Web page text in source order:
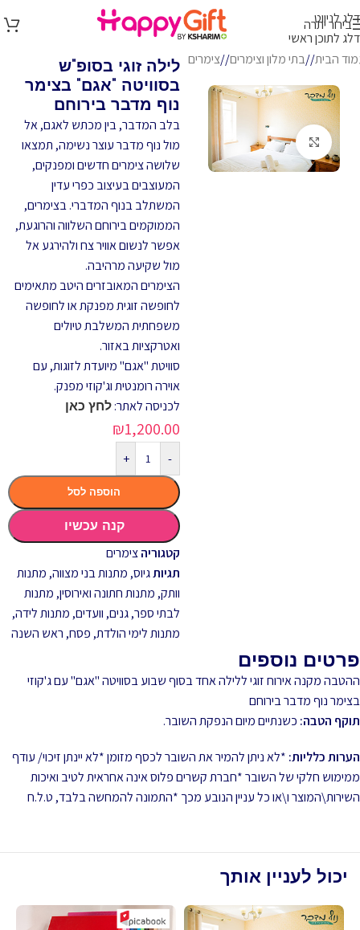
דלג לניווט
דלג לתוכן ראשי
בירור יתרה
הבית/ בתי מלון וצימרים/ צימרים
לחץ להגדלה
לילה זוגי בסופ"ש
בסוויטה "אגם" בצימר
נוף מדבר בירוחם
בלב המדבר, בין מכתש לאגם, אל
מול נוף מדבר עוצר נשימה, תמצאו
שלושה צימרים חדשים ומפנקים,
המעוצבים בעיצוב כפרי עדין
המשתלב בנוף המדברי. בצימרים,
הממוקמים בירוחם השלווה והרוגעת,
אפשר לנשום אוויר צח ולהירגע אל
מול שקיעה מרהיבה.
הצימרים המאובזרים היטב מתאימים
לחופשה זוגית מפנקת או לחופשה
משפחתית המשלבת טיולים
ואטרקציות באזור.
סוויטת "אגם" מיועדת לזוגות, עם
אוירה רומנטית וג'קוזי מפנק.
לכניסה לאתר: לחץ כאן
₪1,200.00
-
+
הוספה לסל
קנה עכשיו
קטגוריהצימרים
תגיותגיוס, מתנות בני מצווה, מתנות
וותק, מתנות חתונה ואירוסין, מתנות
לבתי ספר, גנים, וועדים, מתנות לידה,
מתנות לימי הולדת, פסח, ראש השנה
פרטים נוספים
ההטבה מקנה אירוח זוגי ללילה אחד בסוף שבוע בסוויטה "אגם" עם ג'קוזי
בצימר נוף מדבר בירוחם
תוקף הטבה: כשנתיים מיום הנפקת השובר.
הערות כלליות: *לא ניתן להמיר את השובר לכסף מזומן *לא יינתן זיכוי/ עודף
ממימוש חלקי של השובר *חברת קשרים פלוס אינה אחראית לטיב ואיכות
השירות\המוצר ו\או כל עניין הנובע מכך *התמונה להמחשה בלבד, ט.ל.ח
יכול לעניין אותך